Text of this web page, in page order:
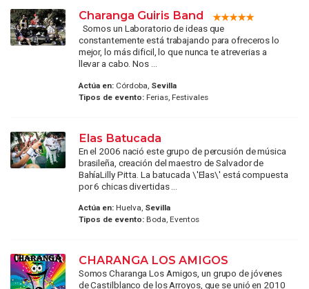
Charanga Guiris Band
Somos un Laboratorio de ideas que
constantemente está trabajando para ofreceros lo
mejor, lo más dificil, lo que nunca te atreverias a
llevar a cabo. Nos ...
Actúa en:Córdoba, Sevilla
Tipos de evento:Ferias, Festivales
Elas Batucada
En el 2006 nació este grupo de percusión de música
brasileña, creación del maestro de Salvador de
BahíaLilly Pitta. La batucada \'Elas\' está compuesta
por 6 chicas divertidas ...
Actúa en:Huelva, Sevilla
Tipos de evento:Boda, Eventos
CHARANGA LOS AMIGOS
Somos Charanga Los Amigos, un grupo de jóvenes
de Castilblanco de los Arroyos, que se unió en 2010